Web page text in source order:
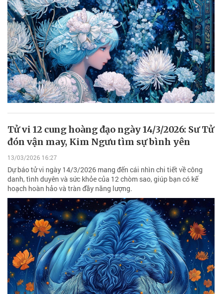
Tử vi 12 cung hoàng đạo ngày 14/3/2026: Sư Tử
đón vận may, Kim Ngưu tìm sự bình yên
13/03/2026 16:27
Dự báo tử vi ngày 14/3/2026 mang đến cái nhìn chi tiết về công
danh, tình duyên và sức khỏe của 12 chòm sao, giúp bạn có kế
hoạch hoàn hảo và tràn đầy năng lượng.